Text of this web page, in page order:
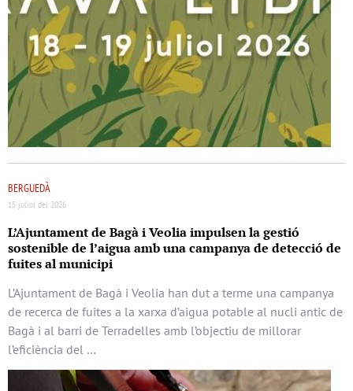
BERGUEDÀ
15 juliol del 2026
L’Ajuntament de Bagà i Veolia impulsen la gestió
sostenible de l’aigua amb una campanya de detecció de
fuites al municipi
L’Ajuntament de Bagà i Veolia han dut a terme una campanya
de recerca de fuites a la xarxa d’aigua potable al nucli antic de
Bagà i al barri de Terradelles amb l’objectiu de millorar
l’eficiència del …